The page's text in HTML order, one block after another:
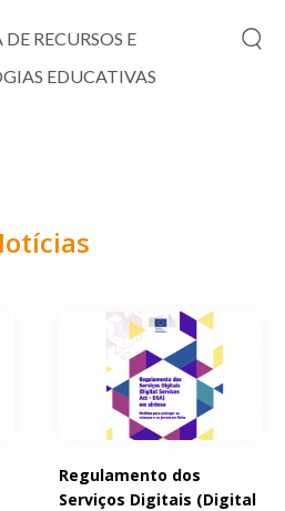
RECURSOS E
EDUCATIVAS
Regulamento dos
Serviços Digitais (Digital